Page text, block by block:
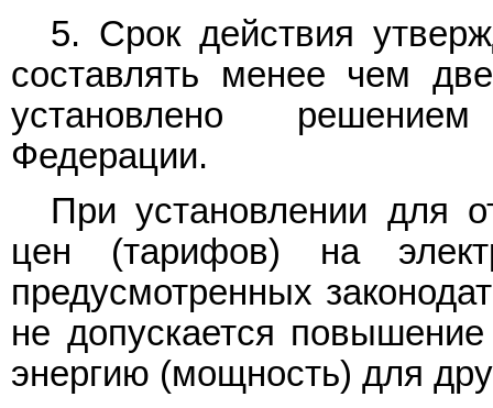
5. Срок действия
составлять менее чем
установлено
Федерации.
При установлении для
цен (тарифов) на
предусмотренных
не допускается
энергию (мощность) для